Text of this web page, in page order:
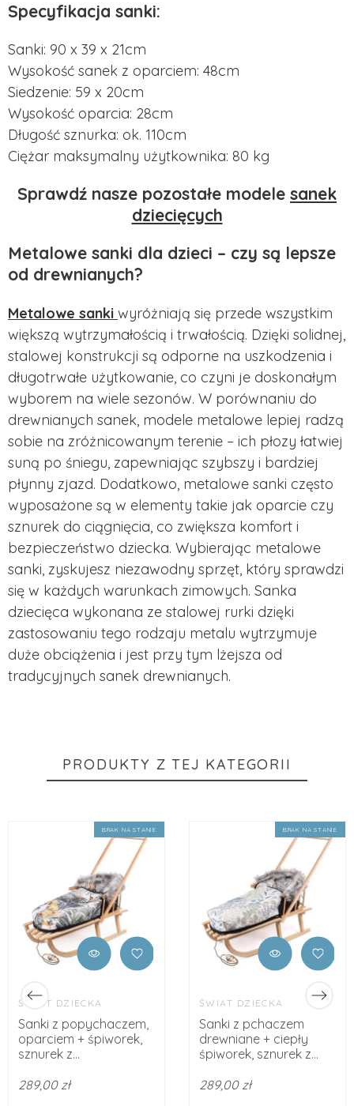
Specyfikacja sanki:
Sanki: 90 x 39 x 21cm
Wysokość sanek z oparciem: 48cm
Siedzenie: 59 x 20cm
Wysokość oparcia: 28cm
Długość sznurka: ok. 110cm
Ciężar maksymalny użytkownika: 80 kg
Sprawdź nasze pozostałe modele sanek
dziecięcych
Metalowe sanki dla dzieci – czy są lepsze
od drewnianych?
Metalowe sanki wyróżniają się przede wszystkim
większą wytrzymałością i trwałością. Dzięki solidnej,
stalowej konstrukcji są odporne na uszkodzenia i
długotrwałe użytkowanie, co czyni je doskonałym
wyborem na wiele sezonów. W porównaniu do
drewnianych sanek, modele metalowe lepiej radzą
sobie na zróżnicowanym terenie – ich płozy łatwiej
suną po śniegu, zapewniając szybszy i bardziej
płynny zjazd. Dodatkowo, metalowe sanki często
wyposażone są w elementy takie jak oparcie czy
sznurek do ciągnięcia, co zwiększa komfort i
bezpieczeństwo dziecka. Wybierając metalowe
sanki, zyskujesz niezawodny sprzęt, który sprawdzi
się w każdych warunkach zimowych. Sanka
dziecięca wykonana ze stalowej rurki dzięki
zastosowaniu tego rodzaju metalu wytrzymuje
duże obciążenia i jest przy tym lżejsza od
tradycyjnych sanek drewnianych.
PRODUKTY Z TEJ KATEGORII
ŚWIAT DZIECKA
Sanki z popychaczem,
oparciem + śpiworek,
sznurek z...
289,00 zł
BRAK NA STANIE
ŚWIAT DZIECKA
Sanki z pchaczem
drewniane + ciepły
śpiworek, sznurek z...
289,00 zł
BRAK NA STANIE